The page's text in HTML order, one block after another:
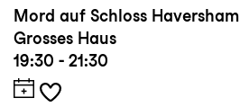
Mord auf Schloss Haversham
Grosses Haus
19:30 - 21:30